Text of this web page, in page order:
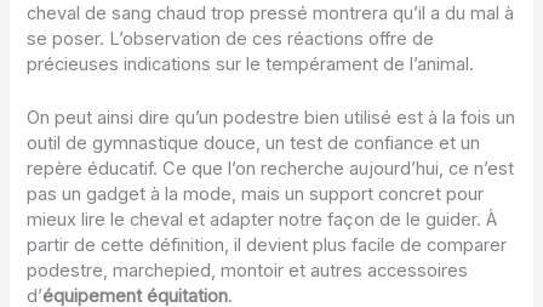
cheval de sang chaud trop pressé montrera qu’il a du mal à
se poser. L’observation de ces réactions offre de
précieuses indications sur le tempérament de l’animal.
On peut ainsi dire qu’un podestre bien utilisé est à la fois un
outil de gymnastique douce, un test de confiance et un
repère éducatif. Ce que l’on recherche aujourd’hui, ce n’est
pas un gadget à la mode, mais un support concret pour
mieux lire le cheval et adapter notre façon de le guider. À
partir de cette définition, il devient plus facile de comparer
podestre, marchepied, montoir et autres accessoires
d’équipement équitation.